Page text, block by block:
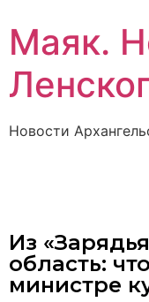
Маяк.
Новости
Из
область:
министре